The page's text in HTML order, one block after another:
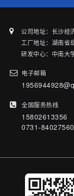
公司地址：长沙经
工厂地址：湖南省
研发中心：中南大
电子邮箱
全国服务热线
15802613356
0731-84027560